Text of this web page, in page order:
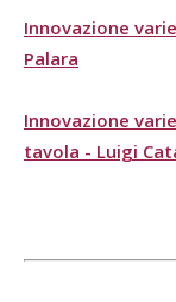
Innovazione
Palara
Innovazione
tavola - Luigi